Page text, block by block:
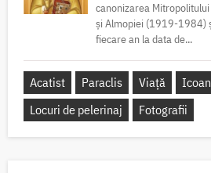
canonizarea
și Almopiei (1919-1984)
fiecare an la data de...
Acatist Paraclis Viață
Locuri de pelerinaj
Fotografii